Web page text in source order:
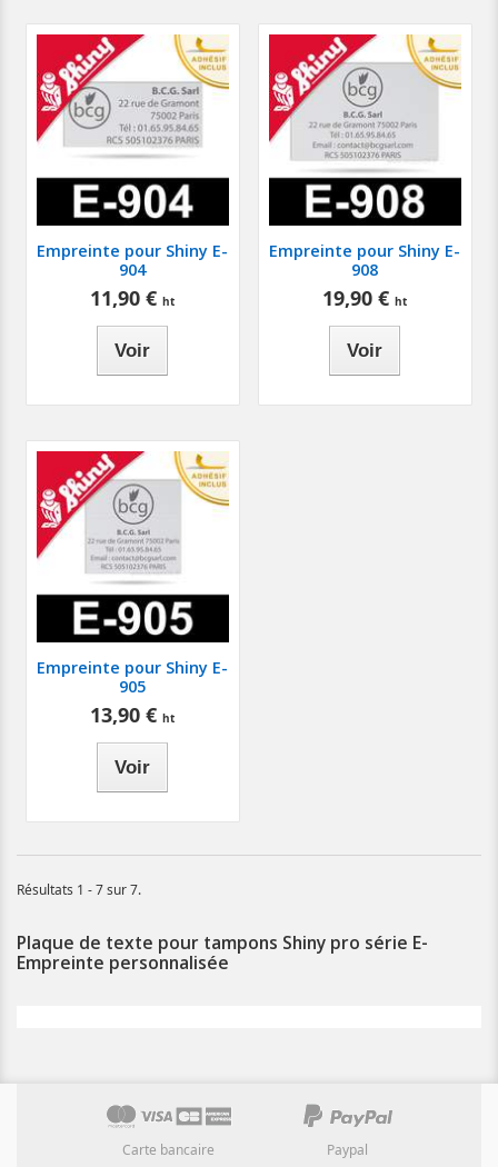
Empreinte pour Shiny E-
904
11,90 €
Voir
Empreinte pour Shiny E-
908
19,90 €
Voir
Empreinte pour Shiny E-
905
13,90 €
Voir
Résultats 1 - 7 sur 7.
Plaque de texte pour tampons Shiny pro série E-
Empreinte personnalisée
Carte bancaire Paypal